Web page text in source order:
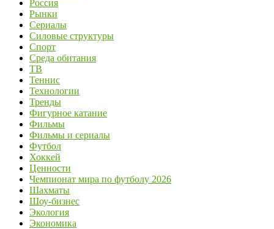
Россия
Рынки
Сериалы
Силовые структуры
Спорт
Среда обитания
ТВ
Теннис
Технологии
Тренды
Фигурное катание
Фильмы
Фильмы и сериалы
Футбол
Хоккей
Ценности
Чемпионат мира по футболу 2026
Шахматы
Шоу-бизнес
Экология
Экономика